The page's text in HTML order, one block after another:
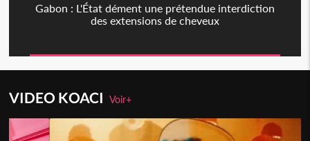
Gabon : L'État dément une prétendue interdiction
des extensions de cheveux
VIDEO KOACIVoir+